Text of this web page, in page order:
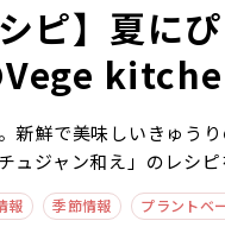
ピ】夏に
新鮮で美味しいきゅう
ジャン和え」のレシピ
報 季節情報 プラントベ